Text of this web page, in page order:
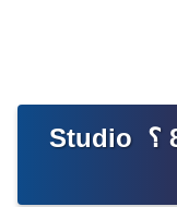
Studio